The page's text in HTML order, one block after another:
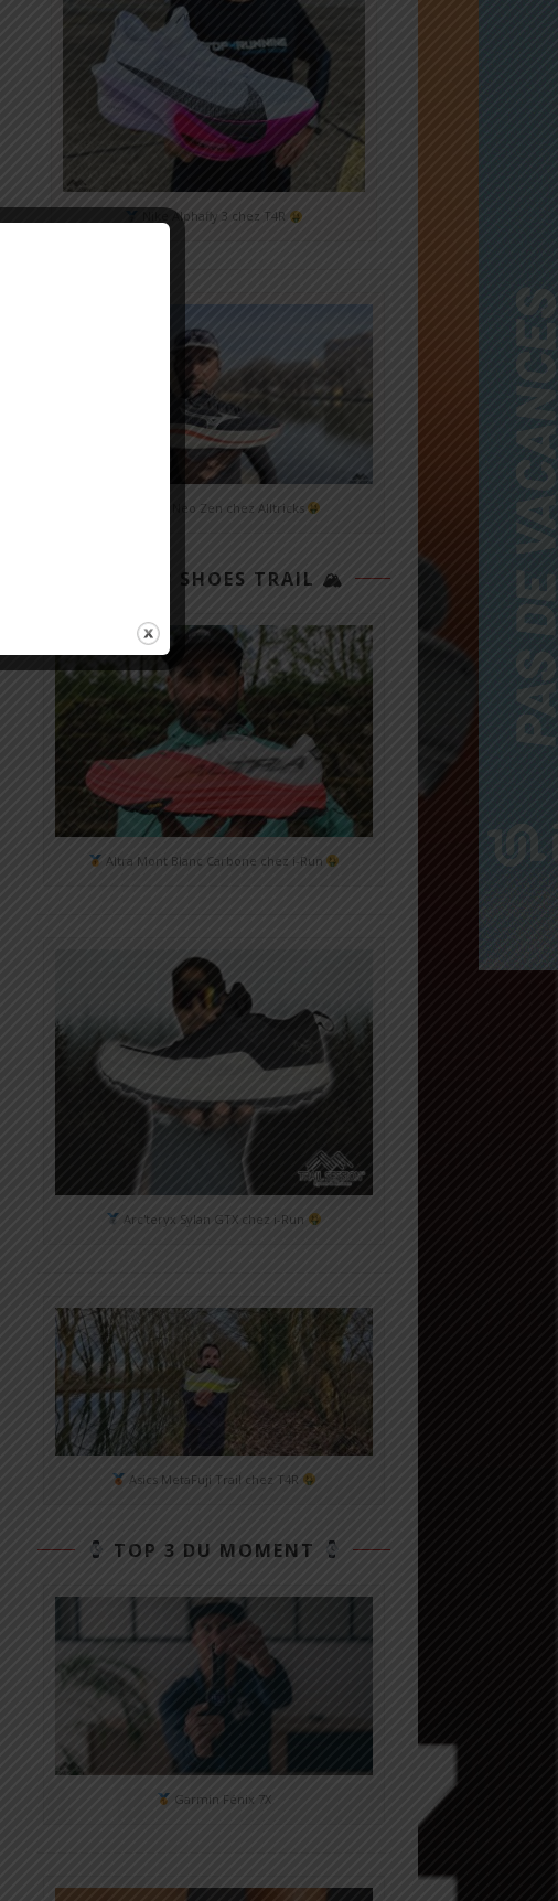
Nike Alphafly 3 chez T4R
Mizuno Neo Zen chez Alltricks
TOP 3 SHOES TRAIL 🏔
Altra Mont Blanc Carbone chez i-Run
Arc'teryx Sylan GTX chez i-Run
Asics MetaFuji Trail chez T4R
TOP 3 DU MOMENT
Garmin Fénix 7X